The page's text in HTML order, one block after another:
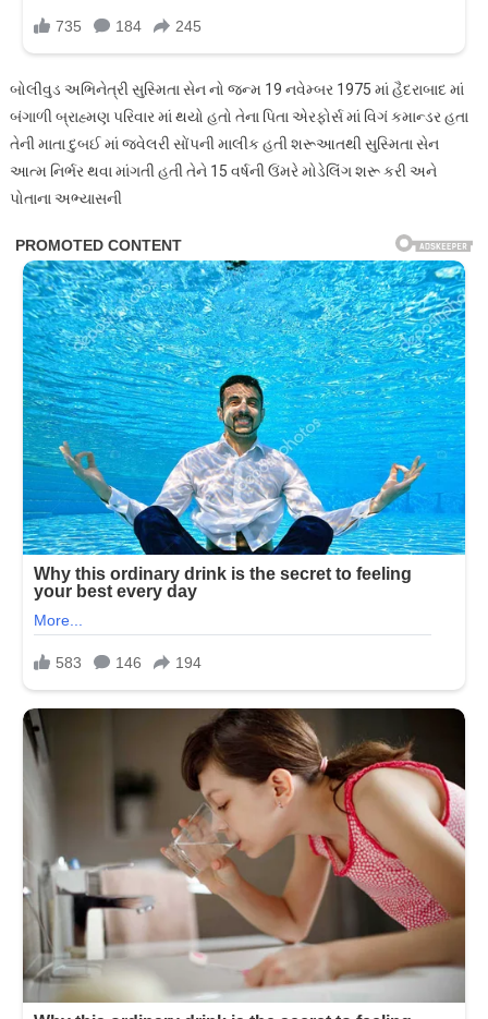
બોલીવુડ અભિનેત્રી સુસ્મિતા સેન નો જન્મ 19 નવેમ્બર 1975 માં હૈદરાબાદ માં
બંગાળી બ્રાહ્મણ પરિવાર માં થયો હતો તેના પિતા એરફોર્સ માં વિગં કમાન્ડર હતા
તેની માતા દુબઈ માં જ્વેલરી સોંપની માલીક હતી શરૂઆતથી સુસ્મિતા સેન
આત્મ નિર્ભર થવા માંગતી હતી તેને 15 વર્ષની ઉંમરે મોડેલિંગ શરૂ કરી અને
પોતાના અભ્યાસની